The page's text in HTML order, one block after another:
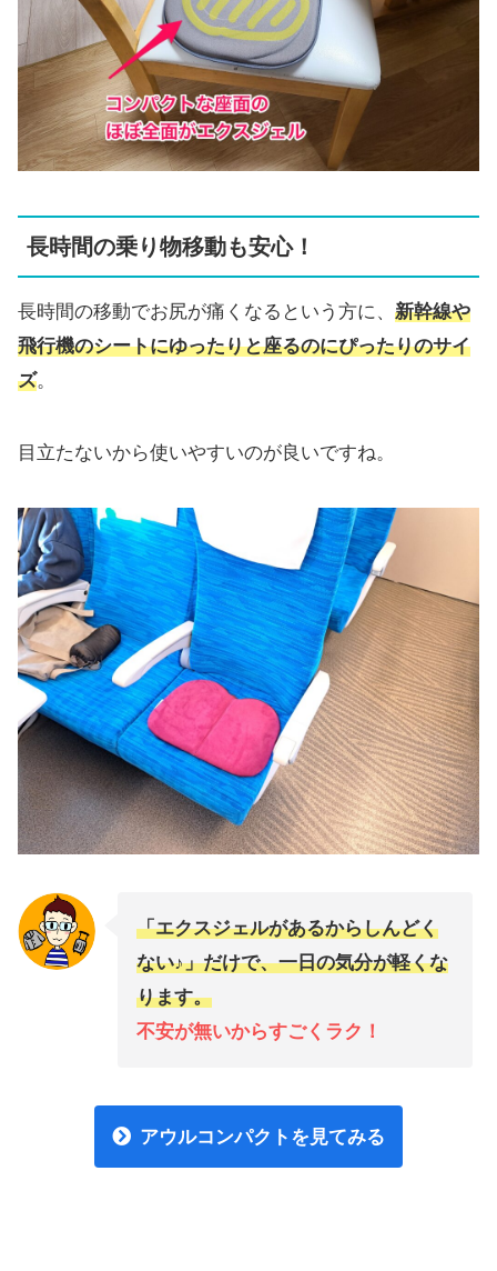
長時間の乗り物移動も安心！
長時間の移動でお尻が痛くなるという方に、 新幹線や
飛行機のシートにゆったりと座るのにぴったりのサイ
ズ。
目立たないから使いやすいのが良いですね。
「エクスジェルがあるからしんどく
ない♪」だけで、一日の気分が軽くな
ります。
不安が無いからすごくラク！
アウルコンパクトを見てみる